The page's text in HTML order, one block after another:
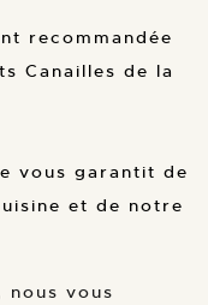
recommandée
Canailles de la
vous garantit de
et de notre
nous vous